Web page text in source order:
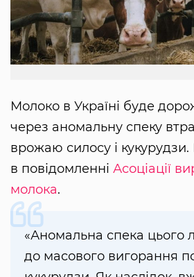
Молоко в Україні буде
через аномальну спеку
врожаю силосу і
в повідомленні Асоціації
молока.
«Аномальна спека цього
до масового вигорання